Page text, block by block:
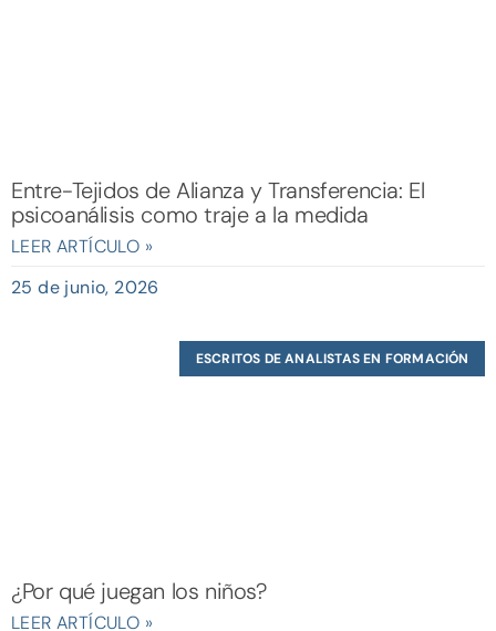
Entre-Tejidos de Alianza y Transferencia: El
psicoanálisis como traje a la medida
LEER ARTÍCULO »
25 de junio, 2026
ESCRITOS DE ANALISTAS EN FORMACIÓN
¿Por qué juegan los niños?
LEER ARTÍCULO »